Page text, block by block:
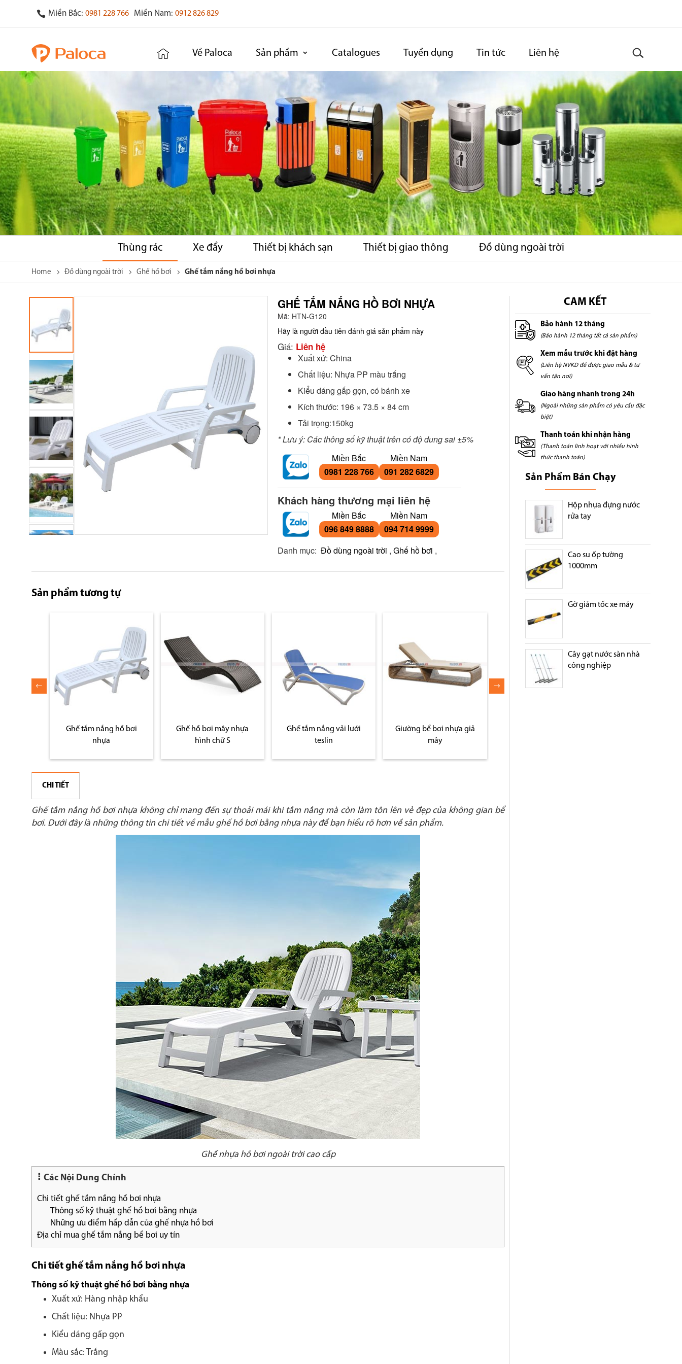
Miền Bắc: 0981 228 766 Miền Nam: 0912 826 829
Về Paloca Sản phẩm Catalogues Tuyển dụng Tin tức Liên hệ
Thùng rác Xe đẩy Thiết bị khách sạn Thiết bị giao thông Đồ dùng ngoài trời
Home Đồ dùng ngoài trời Ghế hồ bơi Ghế tắm nắng hồ bơi nhựa
end
the
images
gallery
beginning
the
GHẾ TẮM NẮNG HỒ BƠI NHỰA
Mã: HTN-G120
Hãy là người đầu tiên đánh giá sản phẩm này
Giá: Liên hệ
Xuất xứ: China
Chất liệu: Nhựa PP màu trắng
Kiểu dáng gấp gọn, có bánh xe
Kích thước: 196 × 73.5 × 84 cm
Tải trọng:150kg
* Lưu ý: Các thông số kỹ thuật trên có độ dung sai ±5%
Miền Bắc
0981 228 766
Miền Nam
091 282 6829
Khách hàng thương mại liên hệ
Miền Bắc
096 849 8888
Miền Nam
094 714 9999
Danh mục: Đồ dùng ngoài trời , Ghế hồ bơi ,
Sản phẩm tương tự
Ghế tắm nắng hồ bơi
nhựa
Ghế hồ bơi mây nhựa
hình chữ S
Ghế tắm nắng vải lưới
teslin
Giường bể bơi nhựa giả
mây
CHI TIẾT
Ghế tắm nắng hồ bơi nhựa không chỉ mang đến sự thoải mái khi tắm nắng mà còn làm tôn lên vẻ đẹp của không gian bể
bơi. Dưới đây là những thông tin chi tiết về mẫu ghế hồ bơi bằng nhựa này để bạn hiểu rõ hơn về sản phẩm.
Ghế nhựa hồ bơi ngoài trời cao cấp
Các Nội Dung Chính
Chi tiết ghế tắm nắng hồ bơi nhựa
Thông số kỹ thuật ghế hồ bơi bằng nhựa
Những ưu điểm hấp dẫn của ghế nhựa hồ bơi
Địa chỉ mua ghế tắm nắng bể bơi uy tín
Chi tiết ghế tắm nắng hồ bơi nhựa
Thông số kỹ thuật ghế hồ bơi bằng nhựa
Xuất xứ: Hàng nhập khẩu
Chất liệu: Nhựa PP
Kiểu dáng gấp gọn
Màu sắc: Trắng
CAM KẾT
Bảo hành 12 tháng
(Bảo hành 12 tháng tất cả sản phẩm)
Xem mẫu trước khi đặt hàng
(Liên hệ NVKD để được giao mẫu & tư
vấn tận nơi)
Giao hàng nhanh trong 24h
(Ngoài những sản phẩm có yêu cầu đặc
biệt)
Thanh toán khi nhận hàng
(Thanh toán linh hoạt với nhiều hình
thức thanh toán)
Sản Phẩm Bán Chạy
Hộp nhựa đựng nước
rửa tay
Cao su ốp tường
1000mm
Gờ giảm tốc xe máy
Cây gạt nước sàn nhà
công nghiệp